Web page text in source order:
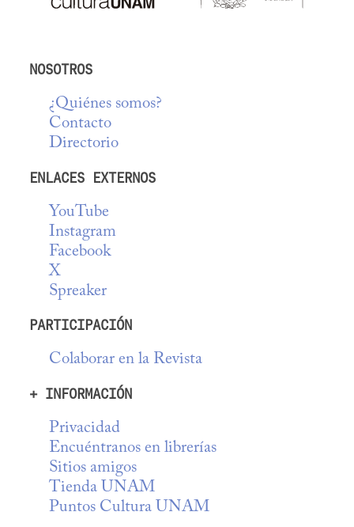
NOSOTROS
¿Quiénes somos?
Contacto
Directorio
ENLACES EXTERNOS
YouTube
Instagram
Facebook
X
Spreaker
PARTICIPACIÓN
Colaborar en la Revista
+ INFORMACIÓN
Privacidad
Encuéntranos en librerías
Sitios amigos
Tienda UNAM
Puntos Cultura UNAM